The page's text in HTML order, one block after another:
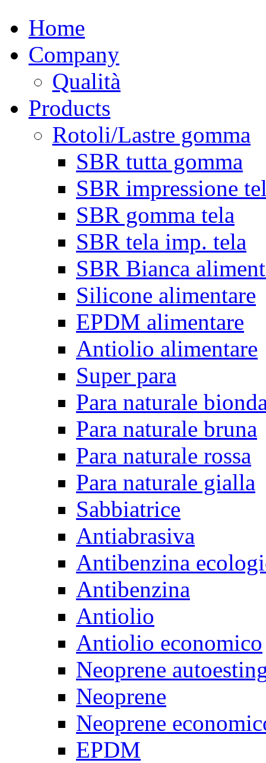
Home
Company
Qualità
Products
Rotoli/Lastre gomma
SBR tutta gomma
SBR impressione
SBR gomma tela
SBR tela imp. tela
SBR Bianca
Silicone alimentare
EPDM alimentare
Antiolio alimentare
Super para
Para naturale
Para naturale bruna
Para naturale rossa
Para naturale gialla
Sabbiatrice
Antiabrasiva
Antibenzina
Antibenzina
Antiolio
Antiolio economico
Neoprene
Neoprene
Neoprene
EPDM